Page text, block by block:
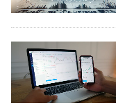
欄
訂
閱